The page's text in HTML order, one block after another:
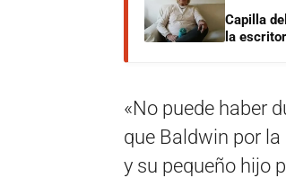
Capilla
la
«No puede haber
que Baldwin por
y su pequeño hijo